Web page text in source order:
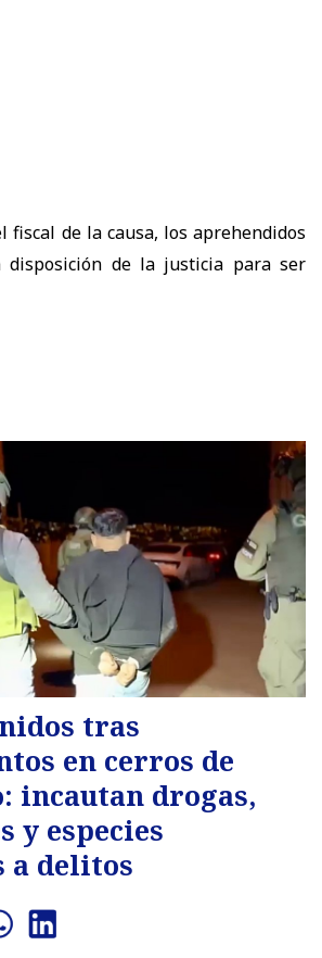
fiscal de la causa, los aprehendidos
disposición de la justicia para ser
tras
en cerros de
incautan drogas,
y especies
a delitos